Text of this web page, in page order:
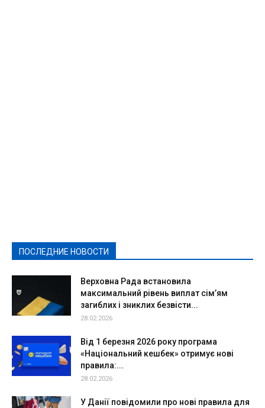
ПОСЛЕДНИЕ НОВОСТИ
Верховна Рада встановила
максимальний рівень виплат сім’ям
загиблих і зниклих безвісти...
28.02.2026
Від 1 березня 2026 року програма
«Національний кешбек» отримує нові
правила:...
28.02.2026
У Данії повідомили про нові правила для